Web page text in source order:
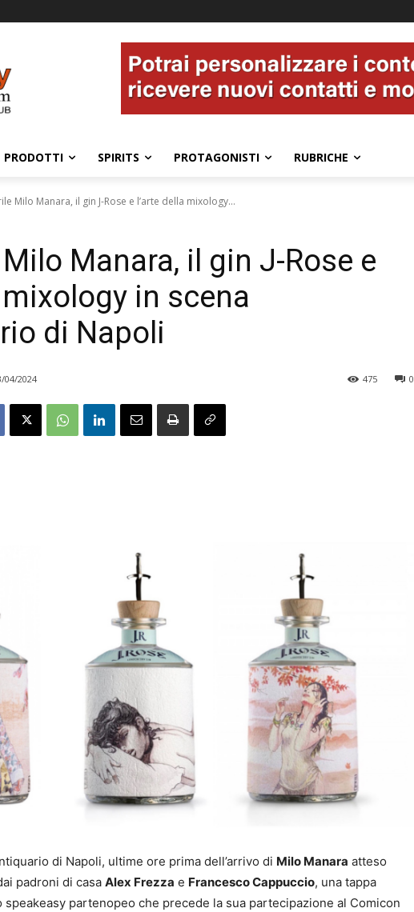
PRODOTTI SPIRITS PROTAGONISTI RUBRICHE
Milo Manara, il gin J-Rose e l’arte della mixology...
Manara, il gin J-Rose e
mixology in scena
di Napoli
04/2024 0
475
di Napoli, ultime ore prima dell’arrivo di Milo Manara atteso
padroni di casa Alex Frezza e Francesco Cappuccio, una tappa
partenopeo che precede la sua partecipazione al Comicon